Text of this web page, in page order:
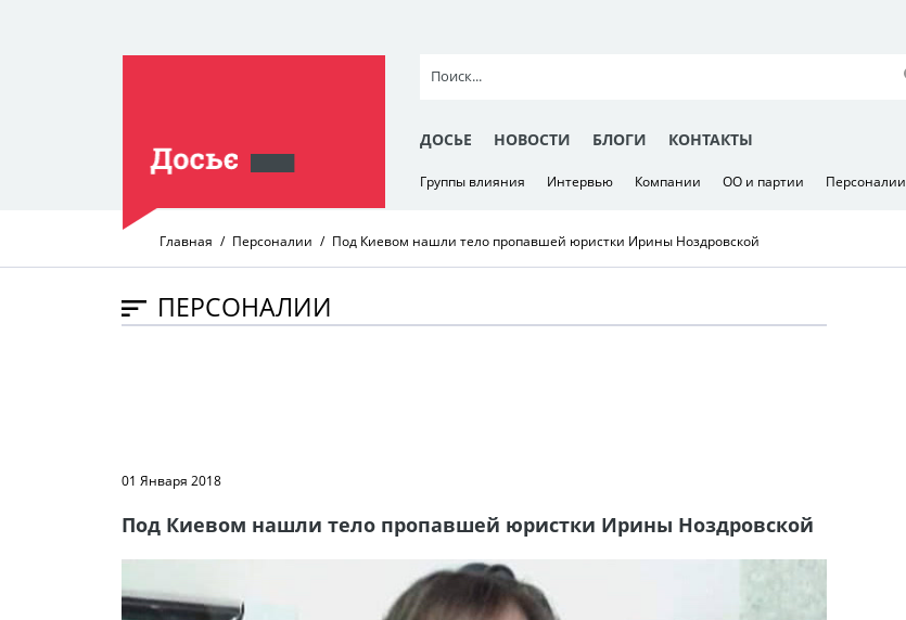
ДОСЬЕ НОВОСТИ БЛОГИ КОНТАКТЫ
Группы влияния Интервью Компании ОО и партии Персоналии
Главная Персоналии Под Киевом нашли тело пропавшей юристки Ирины Ноздровской
ПЕРСОНАЛИИ
01 Января 2018
Под Киевом нашли тело пропавшей юристки Ирины Ноздровской